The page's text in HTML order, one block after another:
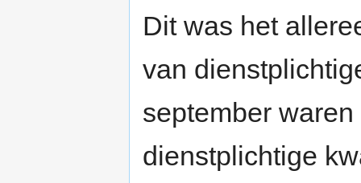
Dit was het
van
september
dienstplichtige